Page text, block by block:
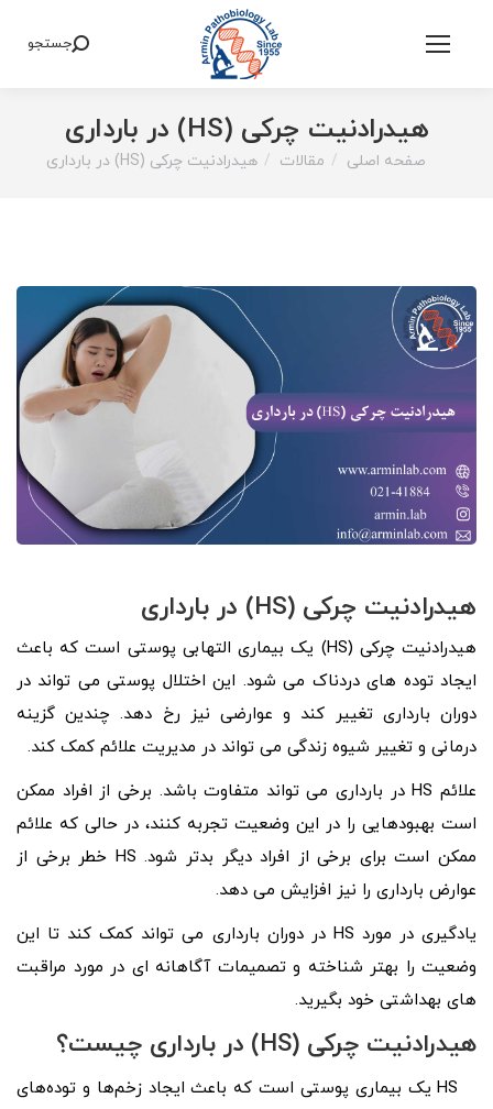
Search:
جستجو
هیدرادنیت چرکی (HS) در بارداری
You are here:
صفحه اصلی مقالات هیدرادنیت چرکی (HS) در بارداری
هیدرادنیت چرکی (HS) در بارداری
هیدرادنیت چرکی (HS) یک بیماری التهابی پوستی است که باعث
ایجاد توده های دردناک می شود. این اختلال پوستی می تواند در
دوران بارداری تغییر کند و عوارضی نیز رخ دهد. چندین گزینه
درمانی و تغییر شیوه زندگی می تواند در مدیریت علائم کمک کند.
علائم HS در بارداری می تواند متفاوت باشد. برخی از افراد ممکن
است بهبودهایی را در این وضعیت تجربه کنند، در حالی که علائم
ممکن است برای برخی از افراد دیگر بدتر شود. HS خطر برخی از
عوارض بارداری را نیز افزایش می دهد.
یادگیری در مورد HS در دوران بارداری می تواند کمک کند تا این
وضعیت را بهتر شناخته و تصمیمات آگاهانه ای در مورد مراقبت
های بهداشتی خود بگیرید.
هیدرادنیت چرکی (HS) در بارداری چیست؟
HS یک بیماری پوستی است که باعث ایجاد زخم‌ها و توده‌های